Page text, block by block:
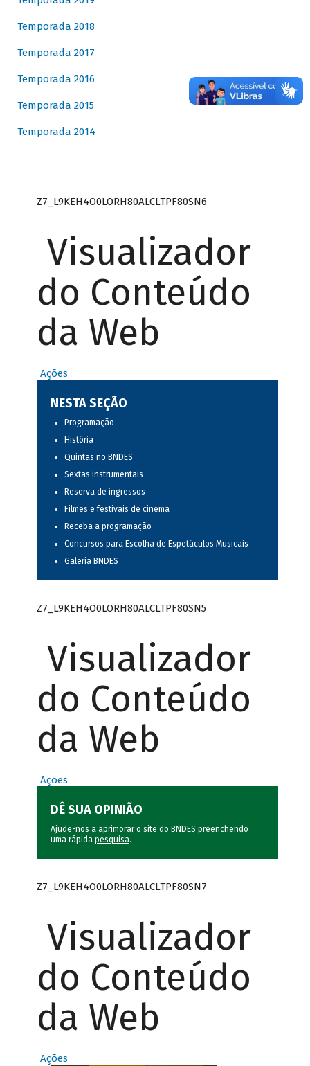
Temporada 2018
Temporada 2017
Temporada 2016
Temporada 2015
Temporada 2014
Z7_L9KEH4O0LORH80ALCLTPF80SN6
Visualizador
do Conteúdo
da Web
Ações
NESTA SEÇÃO
Programação
História
Quintas no BNDES
Sextas instrumentais
Reserva de ingressos
Filmes e festivais de cinema
Receba a programação
Concursos para Escolha de Espetáculos Musicais
Galeria BNDES
Z7_L9KEH4O0LORH80ALCLTPF80SN5
Visualizador
do Conteúdo
da Web
Ações
DÊ SUA OPINIÃO
Ajude-nos a aprimorar o site do BNDES preenchendo
uma rápida pesquisa.
Z7_L9KEH4O0LORH80ALCLTPF80SN7
Visualizador
do Conteúdo
da Web
Ações